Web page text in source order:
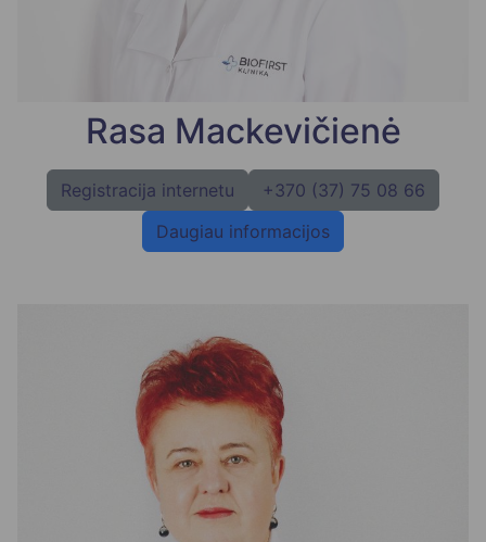
Rasa Mackevičienė
Registracija internetu
+370 (37) 75 08 66
Daugiau informacijos